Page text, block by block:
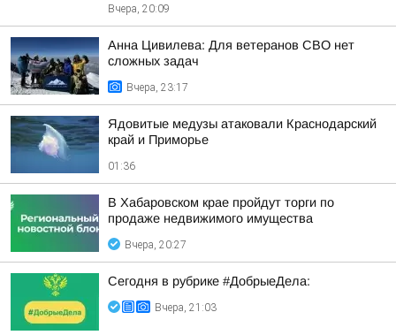
Вчера, 20:09
Анна Цивилева: Для ветеранов СВО нет
сложных задач
Вчера, 23:17
Ядовитые медузы атаковали Краснодарский
край и Приморье
01:36
В Хабаровском крае пройдут торги по
продаже недвижимого имущества
Вчера, 20:27
Сегодня в рубрике #ДобрыеДела:
Вчера, 21:03